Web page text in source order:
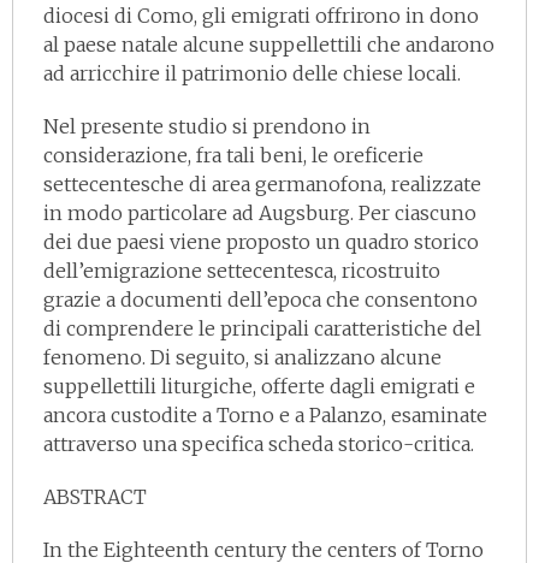
diocesi di Como, gli emigrati offrirono in dono
al paese natale alcune suppellettili che andarono
ad arricchire il patrimonio delle chiese locali.
Nel presente studio si prendono in
considerazione, fra tali beni, le oreficerie
settecentesche di area germanofona, realizzate
in modo particolare ad Augsburg. Per ciascuno
dei due paesi viene proposto un quadro storico
dell’emigrazione settecentesca, ricostruito
grazie a documenti dell’epoca che consentono
di comprendere le principali caratteristiche del
fenomeno. Di seguito, si analizzano alcune
suppellettili liturgiche, offerte dagli emigrati e
ancora custodite a Torno e a Palanzo, esaminate
attraverso una specifica scheda storico-critica.
ABSTRACT
In the Eighteenth century the centers of Torno